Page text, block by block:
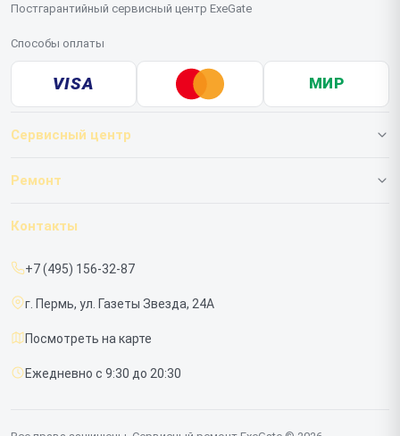
Постгарантийный сервисный центр ExeGate
Способы оплаты
VISA МИР
Сервисный центр
О нашем сервисе
Срочный ремонт
Доставка и способы оплаты
Диагностика
Контакты
Ремонт
ИБП
Контакты
+7 (495) 156-32-87
г. Пермь, ул. Газеты Звезда, 24А
Посмотреть на карте
Ежедневно с 9:30 до 20:30